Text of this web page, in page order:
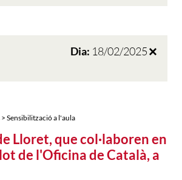
Dia: 18/02/2025
Sensibilització a l'aula
Lloret, que col·laboren en
de l'Oficina de Català, a